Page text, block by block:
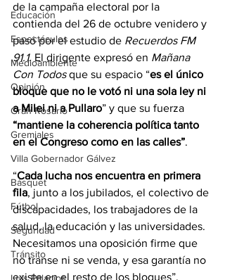
Educación
Espectáculos
Medioambiente
Opinión
Gran Rosario
Gremiales
Villa Gobernador Gálvez
Básquet
Fútbol
Seguridad
Tránsito
de la campaña electoral por la
contienda del 26 de octubre venidero y
pasó por el estudio de Recuerdos FM
91.1. El dirigente expresó en Mañana
Con Todos que su espacio “es el único
bloque que no le votó ni una sola ley ni
a Milei ni a Pullaro” y que su fuerza
“mantiene la coherencia política tanto
en el Congreso como en las calles”.
“Cada lucha nos encuentra en primera
fila, junto a los jubilados, el colectivo de
discapacidades, los trabajadores de la
salud, la educación y las universidades.
Necesitamos una oposición firme que
no transe ni se venda, y esa garantía no
existe en el resto de los bloques”,